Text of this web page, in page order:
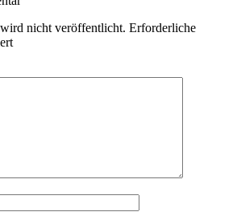
nicht veröffentlicht. Erforderliche